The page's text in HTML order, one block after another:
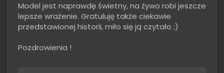
Model jest naprawdę świetny, na żywo robi jeszcze
lepsze wrażenie. Gratuluję także ciekawie
przedstawionej historii, miło się ją czytało ;)
Pozdrowienia !